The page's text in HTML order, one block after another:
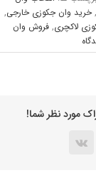
خرید وان جکوزی خارجی,
لاکچری,فروش وان
مورد نظر شما!